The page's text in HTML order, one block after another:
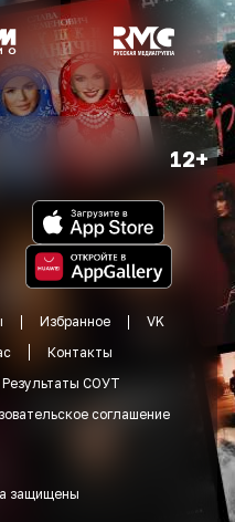
12+
Избранное
VK
Контакты
Результаты СОУТ
соглашение
защищены